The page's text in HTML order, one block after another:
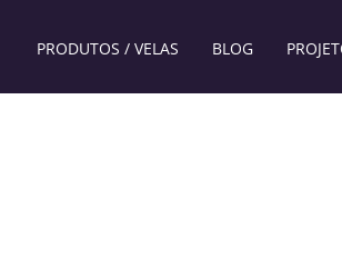
PRODUTOS / VELAS BLOG